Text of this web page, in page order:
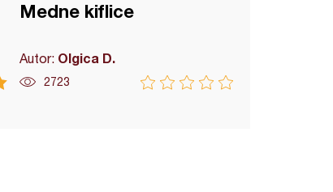
Medne kiflice
Autor: Olgica D.
2723